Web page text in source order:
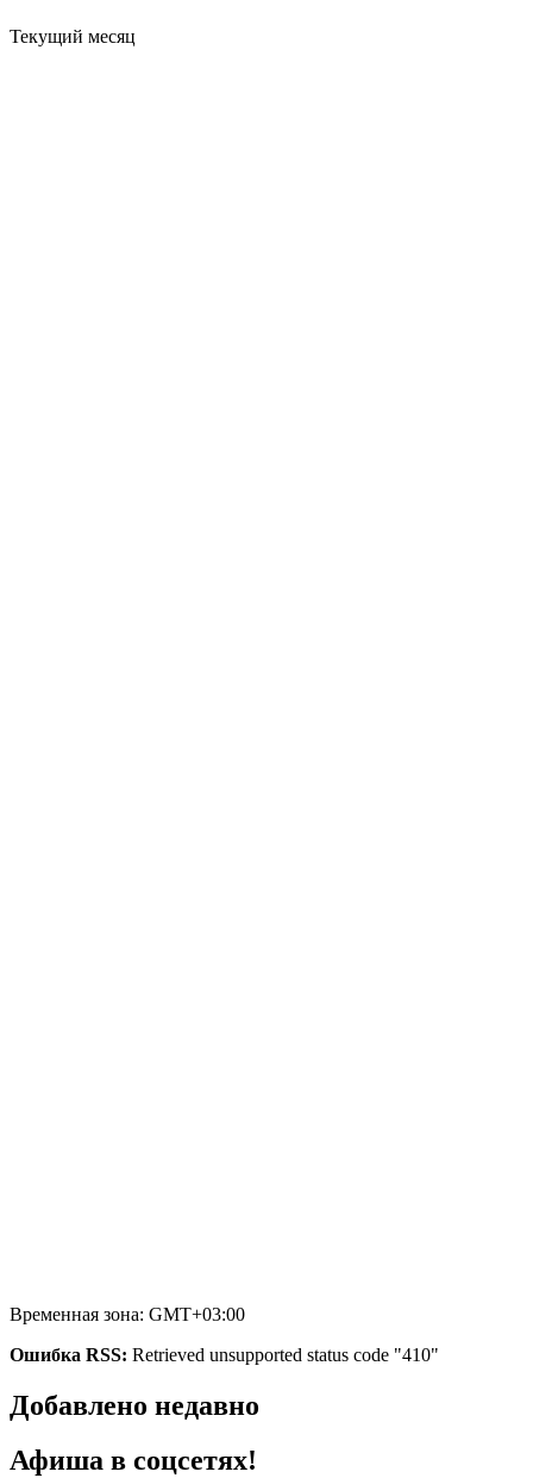
Текущий месяц
Временная зона: GMT+03:00
Ошибка RSS: Retrieved unsupported status code "410"
Добавлено недавно
Афиша в соцсетях!